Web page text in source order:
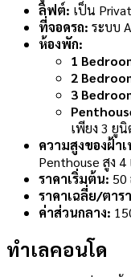
ลิฟต์: เป็น
ที่จอดรถ: ระบบ
ห้องพัก:
1
2
3
เพียง 3 ยูนิ
ความสูงของฝ้า
Penthouse สูง 4
ราคาเริ่มต้น: 50
ราคาเฉลี่ย/ตาร
ค่าส่วนกลาง:
ทำเลคอนโด